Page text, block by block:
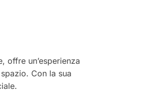
offre un’esperienza
Con la sua